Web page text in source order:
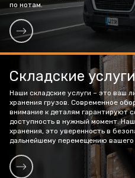
по нотам.
Складские услуги
Наши складские услуги – это ваш
хранения грузов. Современное
внимание к деталям гарантируют
доступность в нужный момент.
хранения, это уверенность в
дальнейшему перемещению вашего